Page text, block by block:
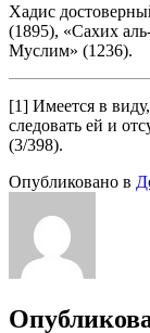
Хадис
(1895), «Сахих
Муслим» (1236).
[1] Имеется в
следовать ей и
(3/398).
Опубликовано в